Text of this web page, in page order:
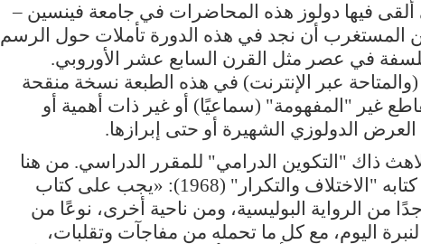
ألقى فيها دولوز هذه المحاضرات في جامعة فينسين –
لذلك ليس من المستغرب أن نجد في هذه الدورة تأملات حول الرسم
في عصر مثل القرن السابع عشر الأوروبي.
عبر الإنترنت) في هذه الطبعة نسخة منقحة
غير "المفهومة" (سماعيًا) أو غير ذات أهمية أو
الدولوزي الشهيرة أو حتى إبرازها.
ذاك "التكوين الدرامي" للمقرر الدراسي. من هنا
نفهم فعلًا، ما كان طلبه دولوز في مقدمة كتابه "الاختلاف والتكرار" (1968): «يجب على كتاب
من الرواية البوليسية، ومن ناحية أخرى، نوعًا من
اليوم، مع كل ما تحمله من مفاجآت وتقلبات،